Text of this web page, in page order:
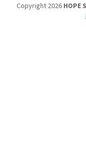
Copyright 2026 HOPE